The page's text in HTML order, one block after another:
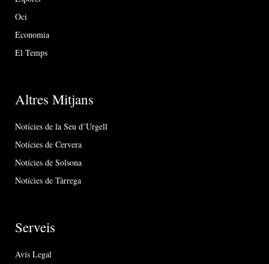
Oci
Economia
El Temps
Altres Mitjans
Notícies de la Seu d’Urgell
Notícies de Cervera
Notícies de Solsona
Notícies de Tàrrega
Serveis
Avís Legal